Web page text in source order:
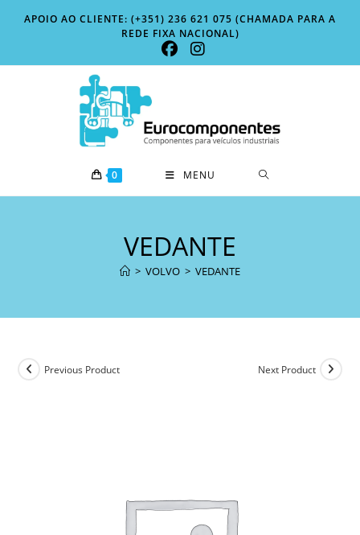
APOIO AO CLIENTE: (+351) 236 621 075 (CHAMADA PARA A
REDE FIXA NACIONAL)
0 MENU
VEDANTE
> VOLVO > VEDANTE
Previous Product Next Product